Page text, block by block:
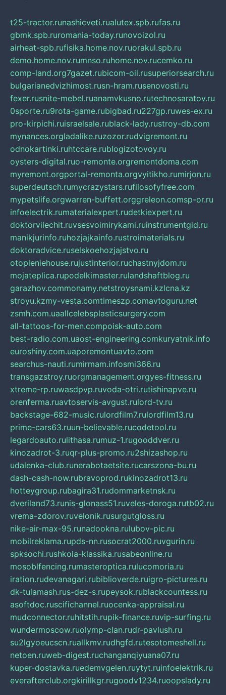
t25-tractor.runashicveti.rualutex.spb.rufas.ru
gbmk.spb.ruromania-today.runovoizol.ru
airheat-spb.rufisika.home.nov.ruorakul.spb.ru
demo.home.nov.rumnso.ruhome.nov.rucemko.ru
comp-land.org7gazet.rubicom-oil.rusuperiorsearch.ru
bulgarianedvizhimost.rusn-hram.rusenovosti.ru
fexer.rusnite-mebel.ruanamvkusno.rutechnosaratov.ru
0sporte.ru9rota-game.rubigbad.ru227gp.ruwes-ex.ru
pro-kirpichi.ruisraelsale.rublack-lady.rustroy-db.com
mynances.orgladalike.ruzozor.rudvigremont.ru
odnokartinki.ruhtccare.rublogizotovoy.ru
oysters-digital.ruo-remonte.orgremontdoma.com
myremont.orgportal-remonta.orgvyitikho.rumirjon.ru
superdeutsch.rumycrazystars.rufilosofyfree.com
mypetslife.orgwarren-buffett.orggreleon.comsp-or.ru
infoelectrik.rumaterialexpert.rudetkiexpert.ru
doktorvilechit.ruvsesvoimirykami.ruinstrumentgid.ru
manikjurinfo.ruhozjajkainfo.rustroimaterials.ru
doktoradvice.ruselskoehozjajstvo.ru
otopleniehouse.rujustinterior.ruchastnyjdom.ru
mojateplica.rupodelkimaster.rulandshaftblog.ru
garazhov.commonamy.netstroysnami.kzlcna.kz
stroyu.kzmy-vesta.comtimeszp.comavtoguru.net
zsmh.com.uaallcelebsplasticsurgery.com
all-tattoos-for-men.compoisk-auto.com
best-radio.com.uaost-engineering.comkuryatnik.info
euroshiny.com.uaporemontuavto.com
searchus-nauti.rumirmam.infosmi366.ru
transgazstroy.ruorgmanagement.orgyes-fitness.ru
xtreme-rp.ruwasdpvp.ruvoda-otri.rutishinapve.ru
orenferma.ruavtoservis-avgust.rulord-tv.ru
backstage-682-music.rulordfilm7.rulordfilm13.ru
prime-cars63.ruun-believable.rucodetool.ru
legardoauto.rulithasa.rumuz-1.rugooddver.ru
kinozadrot-3.ruqr-plus-promo.ru2shizashop.ru
udalenka-club.runerabotaetsite.rucarszona-bu.ru
dash-cash-now.rubravoprod.rukinozadrot13.ru
hotteygroup.rubagira31.rudommarketnsk.ru
dveriland73.runis-glonass51.ruveles-doroga.rutb02.ru
vrema-zdorov.ruvelonik.rusurgutgloss.ru
nike-air-max-95.runadookna.rulubov-pic.ru
mobilreklama.rupds-nn.rusocrat2000.ruvgurin.ru
spksochi.rushkola-klassika.rusabeonline.ru
mosoblfencing.rumasteroptica.rulucomoria.ru
iration.rudevanagari.rubiblioverde.ruigro-pictures.ru
dk-tulamash.rus-dez-s.rupeysok.rublackcountess.ru
asoftdoc.ruscifichannel.ruocenka-appraisal.ru
mudconnector.ruhitstih.rupik-finance.ruvip-surfing.ru
wundermoscow.ruolymp-clan.rudr-pavlush.ru
su2lgyoeucscn.ruallkmv.rudhgfd.rutesotomeshell.ru
netoen.ruweb-digest.ruchanganqiyuana07.ru
kuper-dostavka.ruedemvgelen.ruytyt.ruinfoelektrik.ru
everafterclub.orgkirillkgr.rugoodv1234.ruoopslady.ru